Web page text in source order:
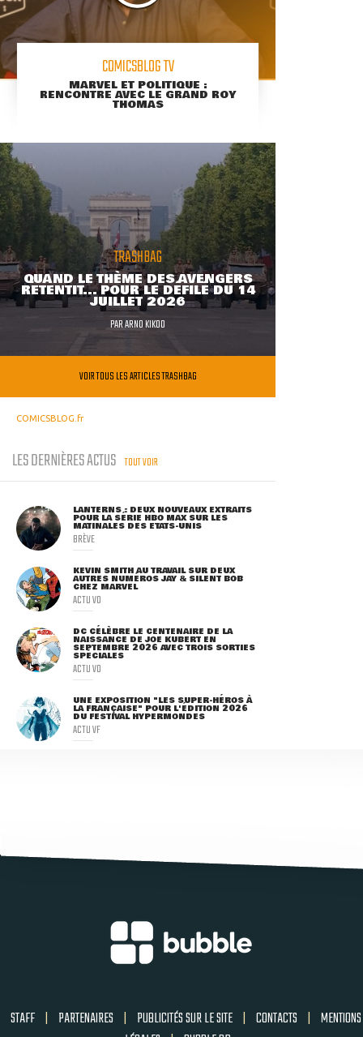
COMICSBLOG TV
MARVEL ET POLITIQUE :
RENCONTRE AVEC LE GRAND ROY
THOMAS
TRASHBAG
QUAND LE THÈME DES AVENGERS
RETENTIT... POUR LE DÉFILÉ DU 14
JUILLET 2026
PARARNO KIKOO
VOIR TOUS LES ARTICLES TRASHBAG
COMICSBLOG.fr
LES DERNIÈRES ACTUS TOUT VOIR
LANTERNS : DEUX NOUVEAUX EXTRAITS
POUR LA SÉRIE HBO MAX SUR LES
MATINALES DES ETATS-UNIS
BRÈVE
KEVIN SMITH AU TRAVAIL SUR DEUX
AUTRES NUMÉROS JAY & SILENT BOB
CHEZ MARVEL
ACTU VO
DC CÉLÈBRE LE CENTENAIRE DE LA
NAISSANCE DE JOE KUBERT EN
SEPTEMBRE 2026 AVEC TROIS SORTIES
SPÉCIALES
ACTU VO
UNE EXPOSITION "LES SUPER-HÉROS À
LA FRANÇAISE" POUR L'ÉDITION 2026
DU FESTIVAL HYPERMONDES
ACTU VF
STAFF | PARTENAIRES | PUBLICITÉS SUR LE SITE | CONTACTS | MENTIONS